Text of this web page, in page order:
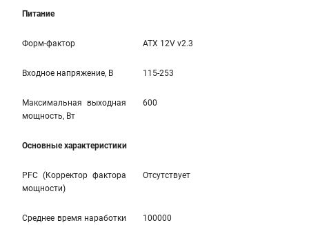
Питание
Форм-фактор ATX 12V v2.3
Входное напряжение, В 115-253
Максимальная выходная
мощность, Вт
600
Основные характеристики
PFC (Корректор фактора
мощности)
Отсутствует
Среднее время наработки
100000